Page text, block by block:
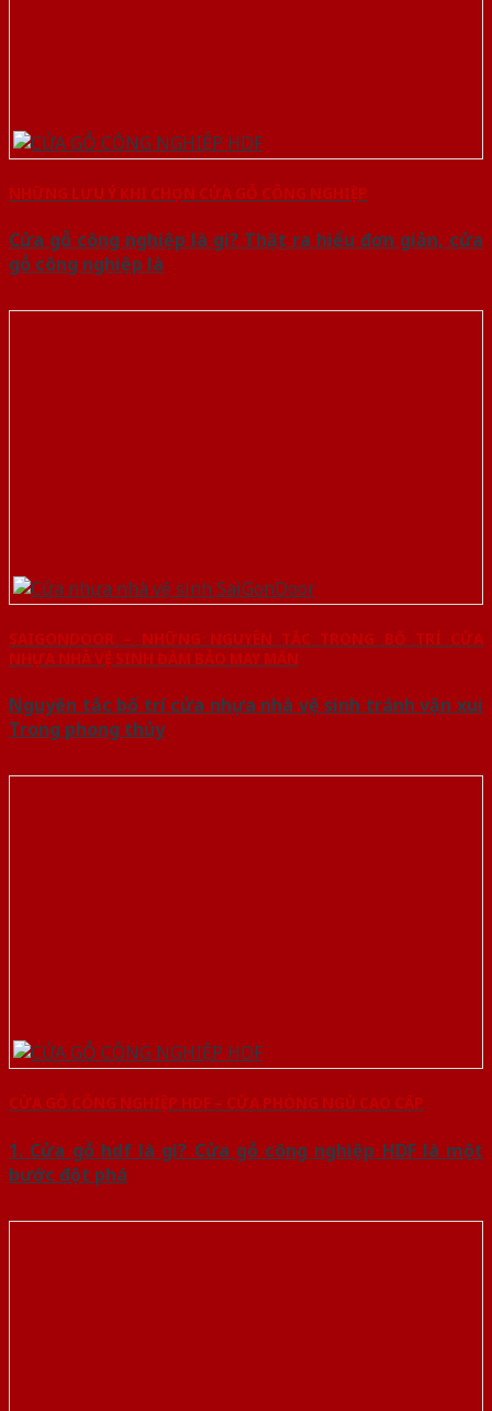
NHỮNG LƯU Ý KHI CHỌN CỬA GỖ CÔNG NGHIỆP
Cửa gỗ công nghiệp là gi? Thật ra hiểu đơn giản, cửa
gỗ công nghiệp là
SAIGONDOOR – NHỮNG NGUYÊN TẮC TRONG BỐ TRÍ CỬA
NHỰA NHÀ VỆ SINH ĐẢM BẢO MAY MẮN
Nguyên tắc bố trí cửa nhựa nhà vệ sinh tránh vận xui
Trong phong thủy
CỬA GỖ CÔNG NGHIỆP HDF – CỬA PHÒNG NGỦ CAO CẤP
1. Cửa gỗ hdf là gì? Cửa gỗ công nghiệp HDF là một
bước đột phá